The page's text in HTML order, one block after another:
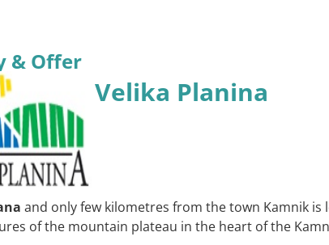
& Offer
Velika Planina
and only few kilometres from the town Kamnik is
of the mountain plateau in the heart of the